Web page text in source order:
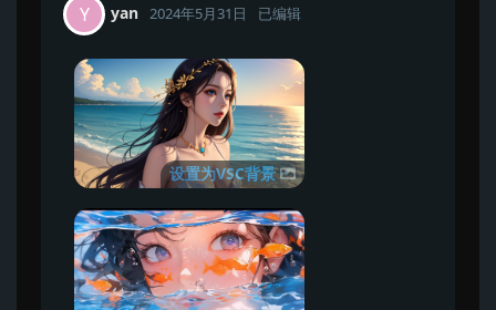
Y yan 2024年5月31日 已编辑
设置为VSC背景